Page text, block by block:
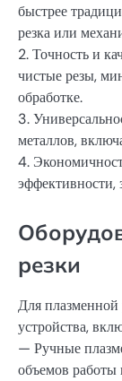
быстрее
резка или
2. Точность и
чистые резы,
обработке.
3.
металлов,
4.
эффективности,
резки
Для плазменной
устройства,
— Ручные
объемов работы